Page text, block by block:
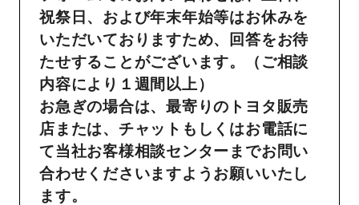
祝祭日、および年末年始等はお休みを
いただいておりますため、回答をお待
たせすることがございます。（ご相談
内容により１週間以上）
お急ぎの場合は、最寄りのトヨタ販売
店または、チャットもしくはお電話に
て当社お客様相談センターまでお問い
合わせくださいますようお願いいたし
ます。